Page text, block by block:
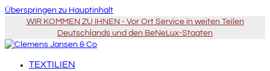
Überspringen zu Hauptinhalt
WIR KOMMEN ZU IHNEN - Vor Ort Service in weiten Teilen
Deutschlands und den BeNeLux-Staaten
TEXTILIEN